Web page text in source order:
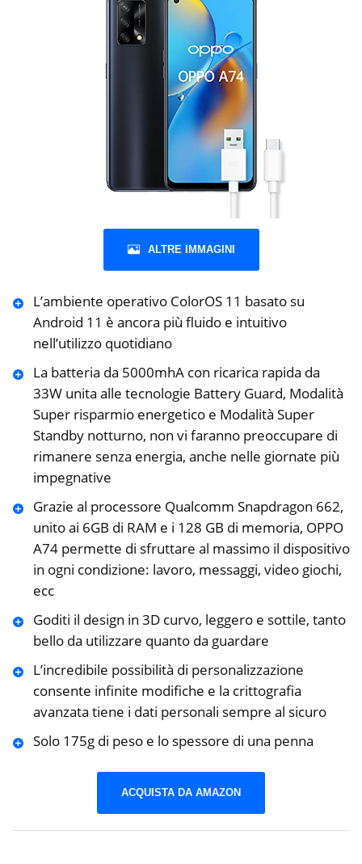
ALTRE IMMAGINI
L’ambiente operativo ColorOS 11 basato su
Android 11 è ancora più fluido e intuitivo
nell’utilizzo quotidiano
La batteria da 5000mhA con ricarica rapida da
33W unita alle tecnologie Battery Guard, Modalità
Super risparmio energetico e Modalità Super
Standby notturno, non vi faranno preoccupare di
rimanere senza energia, anche nelle giornate più
impegnative
Grazie al processore Qualcomm Snapdragon 662,
unito ai 6GB di RAM e i 128 GB di memoria, OPPO
A74 permette di sfruttare al massimo il dispositivo
in ogni condizione: lavoro, messaggi, video giochi,
ecc
Goditi il design in 3D curvo, leggero e sottile, tanto
bello da utilizzare quanto da guardare
L’incredibile possibilità di personalizzazione
consente infinite modifiche e la crittografia
avanzata tiene i dati personali sempre al sicuro
Solo 175g di peso e lo spessore di una penna
ACQUISTA DA AMAZON